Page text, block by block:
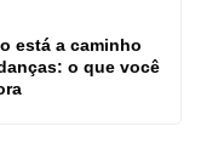
está a caminho
o que você